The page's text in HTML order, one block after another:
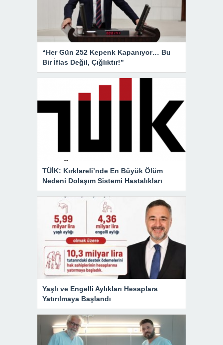
“Her Gün 252 Kepenk Kapanıyor… Bu
Bir İflas Değil, Çığlıktır!”
TÜİK: Kırklareli’nde En Büyük Ölüm
Nedeni Dolaşım Sistemi Hastalıkları
Yaşlı ve Engelli Aylıkları Hesaplara
Yatırılmaya Başlandı